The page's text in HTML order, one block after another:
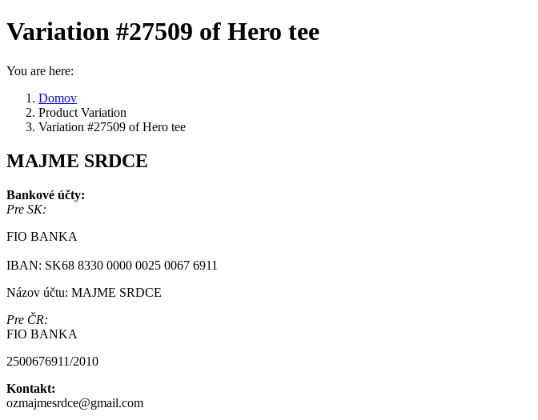
Variation #27509 of Hero tee
You are here:
Domov
Product Variation
Variation #27509 of Hero tee
MAJME SRDCE
Bankové účty:
Pre SK:
FIO BANKA
IBAN: SK68 8330 0000 0025 0067 6911
Názov účtu: MAJME SRDCE
Pre ČR:
FIO BANKA
2500676911/2010
Kontakt:
ozmajmesrdce@gmail.com